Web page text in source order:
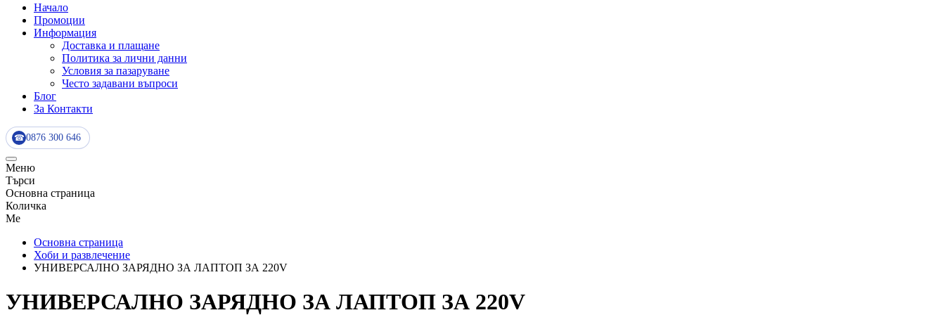
Начало
Промоции
Информация
Доставка и плащане
Политика за лични данни
Условия за пазаруване
Често задавани въпроси
Блог
За Контакти
☎ 0876 300 646
Меню
Търси
Основна страница
Количка
Me
Основна страница
Хоби и развлечение
УНИВЕРСАЛНО ЗАРЯДНО ЗА ЛАПТОП ЗА 220V
УНИВЕРСАЛНО ЗАРЯДНО ЗА ЛАПТОП ЗА 220V